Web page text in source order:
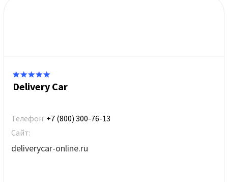
Delivery Car
Телефон: +7 (800) 300-76-13
Сайт:
deliverycar-online.ru